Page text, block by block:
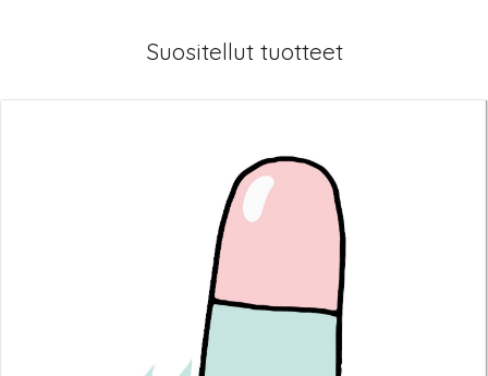
Suositellut tuotteet